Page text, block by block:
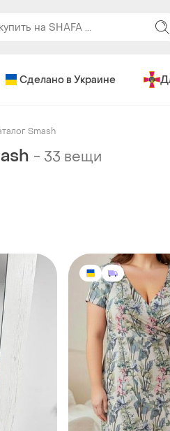
Сделано в Украине
Smash
- 33 вещи